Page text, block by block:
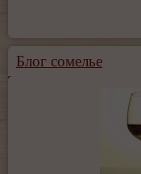
Блог сомелье